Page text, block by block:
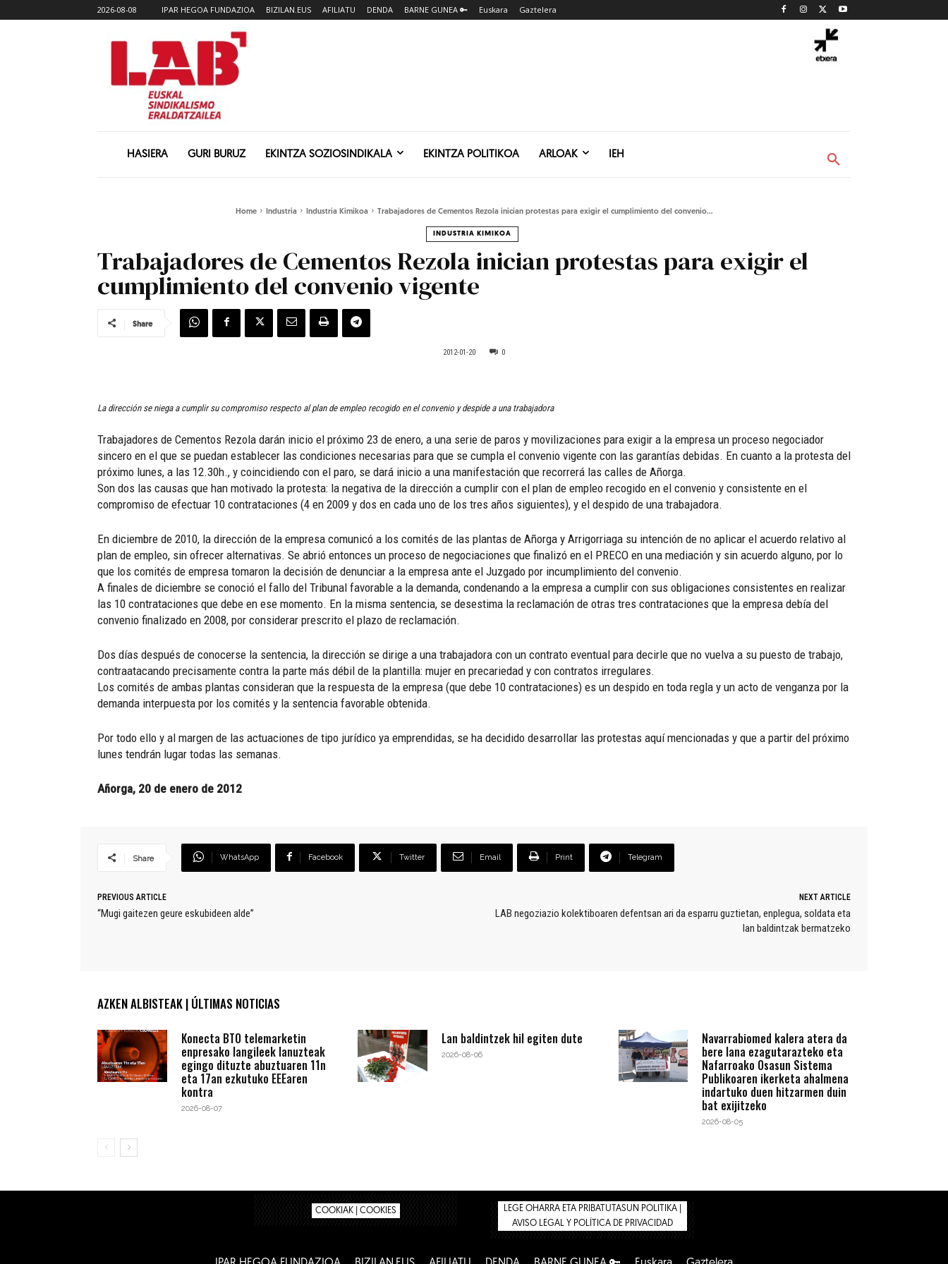
2026-08-08 IPAR HEGOA FUNDAZIOA BIZILAN.EUS AFILIATU DENDA BARNE GUNEA 🔑 Euskara Gaztelera
HASIERA GURI BURUZ EKINTZA SOZIOSINDIKALA EKINTZA POLITIKOA ARLOAK IEH
Home Industria Industria Kimikoa Trabajadores de Cementos Rezola inician protestas para exigir el cumplimiento del convenio...
INDUSTRIA KIMIKOA
Trabajadores de Cementos Rezola inician protestas para exigir el
cumplimiento del convenio vigente
Share
2012-01-20 0
La dirección se niega a cumplir su compromiso respecto al plan de empleo recogido en el convenio y despide a una trabajadora
Trabajadores de Cementos Rezola darán inicio el próximo 23 de enero, a una serie de paros y movilizaciones para exigir a la empresa un proceso negociador
sincero en el que se puedan establecer las condiciones necesarias para que se cumpla el convenio vigente con las garantías debidas. En cuanto a la protesta del
próximo lunes, a las 12.30h., y coincidiendo con el paro, se dará inicio a una manifestación que recorrerá las calles de Añorga.
Son dos las causas que han motivado la protesta: la negativa de la dirección a cumplir con el plan de empleo recogido en el convenio y consistente en el
compromiso de efectuar 10 contrataciones (4 en 2009 y dos en cada uno de los tres años siguientes), y el despido de una trabajadora.
En diciembre de 2010, la dirección de la empresa comunicó a los comités de las plantas de Añorga y Arrigorriaga su intención de no aplicar el acuerdo relativo al
plan de empleo, sin ofrecer alternativas. Se abrió entonces un proceso de negociaciones que finalizó en el PRECO en una mediación y sin acuerdo alguno, por lo
que los comités de empresa tomaron la decisión de denunciar a la empresa ante el Juzgado por incumplimiento del convenio.
A finales de diciembre se conoció el fallo del Tribunal favorable a la demanda, condenando a la empresa a cumplir con sus obligaciones consistentes en realizar
las 10 contrataciones que debe en ese momento. En la misma sentencia, se desestima la reclamación de otras tres contrataciones que la empresa debía del
convenio finalizado en 2008, por considerar prescrito el plazo de reclamación.
Dos días después de conocerse la sentencia, la dirección se dirige a una trabajadora con un contrato eventual para decirle que no vuelva a su puesto de trabajo,
contraatacando precisamente contra la parte más débil de la plantilla: mujer en precariedad y con contratos irregulares.
Los comités de ambas plantas consideran que la respuesta de la empresa (que debe 10 contrataciones) es un despido en toda regla y un acto de venganza por la
demanda interpuesta por los comités y la sentencia favorable obtenida.
Por todo ello y al margen de las actuaciones de tipo jurídico ya emprendidas, se ha decidido desarrollar las protestas aquí mencionadas y que a partir del próximo
lunes tendrán lugar todas las semanas.
Añorga, 20 de enero de 2012
Share WhatsApp Facebook Twitter Email Print Telegram
PREVIOUS ARTICLE
“Mugi gaitezen geure eskubideen alde”
NEXT ARTICLE
LAB negoziazio kolektiboaren defentsan ari da esparru guztietan, enplegua, soldata eta
lan baldintzak bermatzeko
AZKEN ALBISTEAK | ÚLTIMAS NOTICIAS
Konecta BTO telemarketin
enpresako langileek lanuzteak
egingo dituzte abuztuaren 11n
eta 17an ezkutuko EEEaren
kontra
2026-08-07
Lan baldintzek hil egiten dute
2026-08-06
Navarrabiomed kalera atera da
bere lana ezagutarazteko eta
Nafarroako Osasun Sistema
Publikoaren ikerketa ahalmena
indartuko duen hitzarmen duin
bat exijitzeko
2026-08-05
COOKIAK | COOKIES
LEGE OHARRA ETA PRIBATUTASUN POLITIKA |
AVISO LEGAL Y POLÍTICA DE PRIVACIDAD